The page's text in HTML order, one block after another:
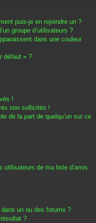
puis-je en rejoindre un ?
groupe d’utilisateurs ?
dans une couleur
défaut » ?
!
non sollicités !
de la part de quelqu’un sur ce
utilisateurs de ma liste d’amis
un ou des forums ?
?